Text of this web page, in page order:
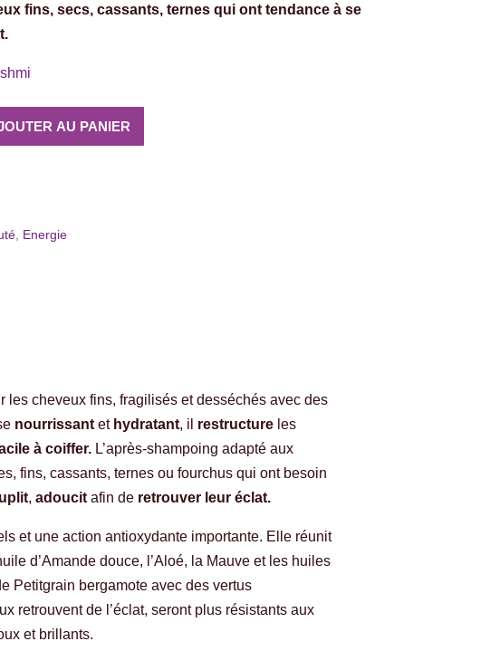
fins, secs, cassants, ternes qui ont tendance à se
AU PANIER
, Energie
les cheveux fins, fragilisés et desséchés avec des
nourrissant et hydratant, il restructure les
à coiffer. L’après-shampoing adapté aux
fins, cassants, ternes ou fourchus qui ont besoin
,adoucit afin de retrouver leur éclat.
et une action antioxydante importante. Elle réunit
d’Amande douce, l’Aloé, la Mauve et les huiles
Petitgrain bergamote avec des vertus
retrouvent de l’éclat, seront plus résistants aux
et brillants.